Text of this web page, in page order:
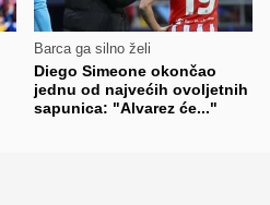
Barca ga silno želi
Diego Simeone okončao
jednu od najvećih ovoljetnih
sapunica: "Alvarez će..."